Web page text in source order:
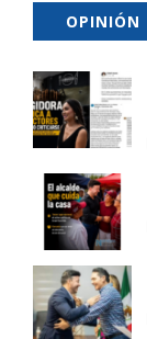
OPINIÓN